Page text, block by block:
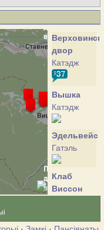
двор
Катэдж
Вышка
Катэдж
Эдельвейс
Гатэль
Клаб
Виссон